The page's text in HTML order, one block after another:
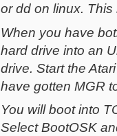
or dd on linux.
When you have
hard drive into an
drive. Start the
have gotten MGR
You will boot into
Select BootOSK